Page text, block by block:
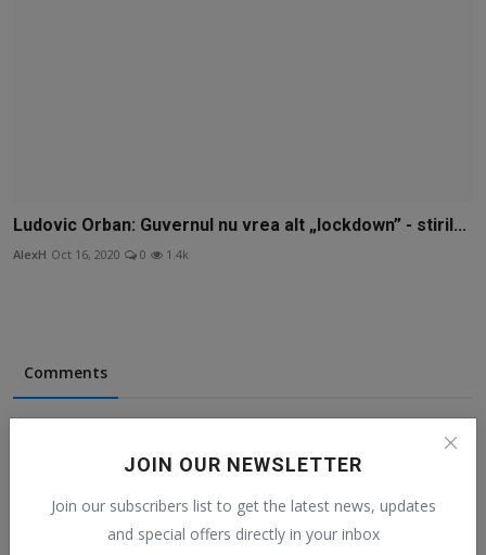
JOIN OUR NEWSLETTER
Join our subscribers list to get the latest news, updates
and special offers directly in your inbox
Ludovic Orban: Guvernul nu vrea alt „lockdown” - stiril...
AlexH Oct 16, 2020 0 1.4k
Comments